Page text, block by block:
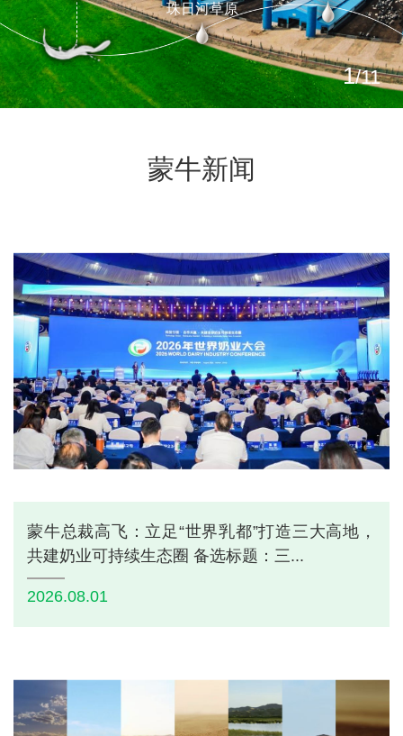
珠日河草原
1/11
蒙牛新闻
蒙牛总裁高飞：立足“世界乳都”打造三大高地，
共建奶业可持续生态圈 备选标题：三...
2026.08.01